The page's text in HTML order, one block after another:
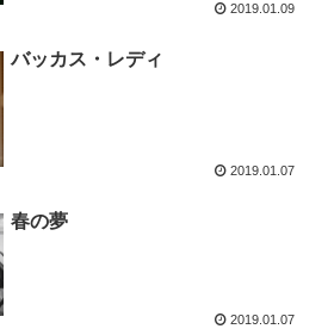
2019.01.09
バッカス・レディ
2019.01.07
春の夢
2019.01.07